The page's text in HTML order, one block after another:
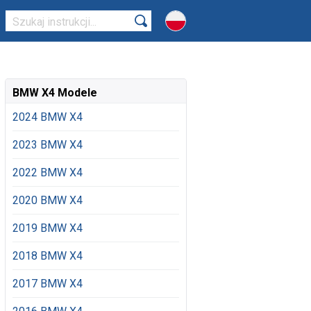
BMW X4 Modele
2024 BMW X4
2023 BMW X4
2022 BMW X4
2020 BMW X4
2019 BMW X4
2018 BMW X4
2017 BMW X4